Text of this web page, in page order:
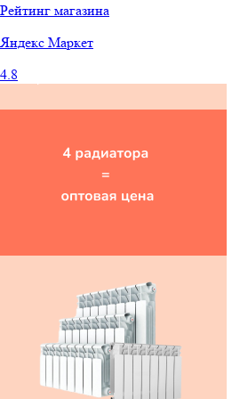
Рейтинг магазина
Яндекс Маркет
4.8